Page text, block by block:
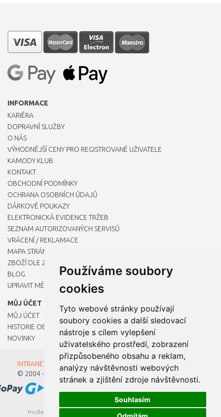
Používáme soubory
cookies
Tyto webové stránky používají
soubory cookies a další sledovací
nástroje s cílem vylepšení
uživatelského prostředí, zobrazení
přizpůsobeného obsahu a reklam,
analýzy návštěvnosti webových
stránek a zjištění zdroje návštěvnosti.
Souhlasím
INFORMACE
KARIÉRA
DOPRAVNÍ SLUŽBY
O NÁS
VÝHODNĚJŠÍ CENY PRO REGISTROVANÉ UŽIVATELE
KAMODY KLUB
KONTAKT
OBCHODNÍ PODMÍNKY
OCHRANA OSOBNÍCH ÚDAJŮ
DÁRKOVÉ POUKAZY
ELEKTRONICKÁ EVIDENCE TRŽEB
SEZNAM AUTORIZOVANÝCH SERVISŮ
VRÁCENÍ / REKLAMACE
MAPA STRÁNKY
ZBOŽÍ DLE ZNAČEK
BLOG
UPRAVIT MÉ PŘEDVOLBY COOKIES
MŮJ ÚČET
MŮJ ÚČET
HISTORIE OBJEDNÁVEK
NOVINKY
INTRANET - Přihlášení pro zaměstnance
© 2004 - 2026
Kamody s.r.o.
Podle zákona o evidenci tržeb je prodávající povinen vystavit